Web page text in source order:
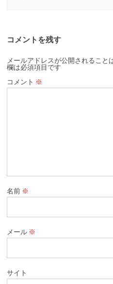
コメントを残す
メールアドレスが公開されること
欄は必須項目です
コメント ※
名前 ※
メール ※
サイト